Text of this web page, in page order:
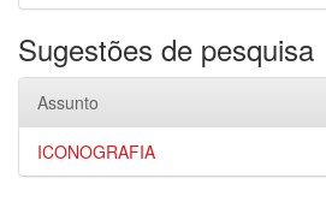
Sugestões de pesquisa
Assunto
ICONOGRAFIA